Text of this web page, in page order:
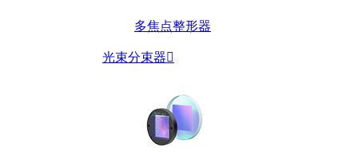
多焦点整形器
光束分束器